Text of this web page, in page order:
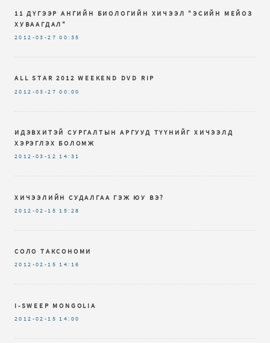
11 ДҮГЭЭР АНГИЙН БИОЛОГИЙН ХИЧЭЭЛ "ЭСИЙН МЕЙОЗ
ХУВААГДАЛ"
2012-03-27 00:35
ALL STAR 2012 WEEKEND DVD RIP
2012-03-27 00:00
ИДЭВХИТЭЙ СУРГАЛТЫН АРГУУД ТҮҮНИЙГ ХИЧЭЭЛД
ХЭРЭГЛЭХ БОЛОМЖ
2012-03-12 14:31
ХИЧЭЭЛИЙН СУДАЛГАА ГЭЖ ЮУ ВЭ?
2012-02-15 15:28
СОЛО ТАКСОНОМИ
2012-02-15 14:16
I-SWEEP MONGOLIA
2012-02-15 14:00